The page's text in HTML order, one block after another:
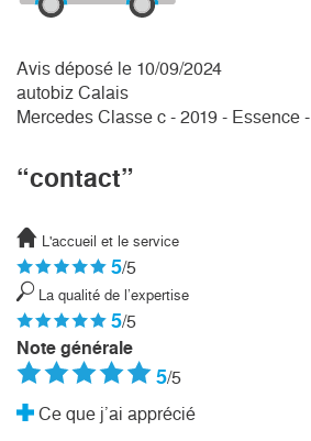
Avis déposé le 10/09/2024
autobiz Calais
Mercedes Classe c - 2019 - Essence
“contact”
L'accueil et le service
5/5
La qualité de l’expertise
5/5
Note générale
5/5
Ce que j’ai apprécié